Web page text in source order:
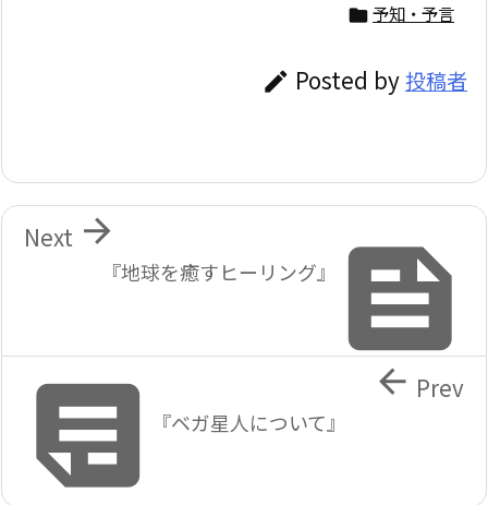
 予知・予言
 Posted by投稿者

『地球を癒すヒーリング』

Next
 『ベガ星人について』
 Prev